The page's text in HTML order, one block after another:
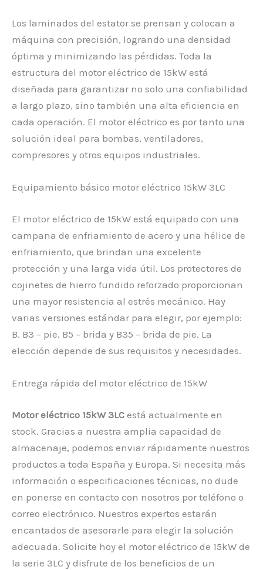
Los laminados del estator se prensan y colocan a
máquina con precisión, logrando una densidad
óptima y minimizando las pérdidas. Toda la
estructura del motor eléctrico de 15kW está
diseñada para garantizar no solo una confiabilidad
a largo plazo, sino también una alta eficiencia en
cada operación. El motor eléctrico es por tanto una
solución ideal para bombas, ventiladores,
compresores y otros equipos industriales.
Equipamiento básico motor eléctrico 15kW 3LC
El motor eléctrico de 15kW está equipado con una
campana de enfriamiento de acero y una hélice de
enfriamiento, que brindan una excelente
protección y una larga vida útil. Los protectores de
cojinetes de hierro fundido reforzado proporcionan
una mayor resistencia al estrés mecánico. Hay
varias versiones estándar para elegir, por ejemplo:
B. B3 – pie, B5 – brida y B35 – brida de pie. La
elección depende de sus requisitos y necesidades.
Entrega rápida del motor eléctrico de 15kW
Motor eléctrico 15kW 3LC está actualmente en
stock. Gracias a nuestra amplia capacidad de
almacenaje, podemos enviar rápidamente nuestros
productos a toda España y Europa. Si necesita más
información o especificaciones técnicas, no dude
en ponerse en contacto con nosotros por teléfono o
correo electrónico. Nuestros expertos estarán
encantados de asesorarle para elegir la solución
adecuada. Solicite hoy el motor eléctrico de 15kW de
la serie 3LC y disfrute de los beneficios de un